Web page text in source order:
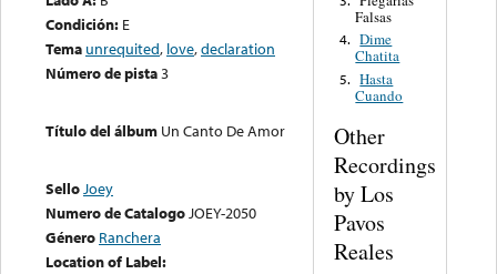
Condición: E
Tema unrequited, love,declaration
Número de pista3
Título del álbum Un Canto De Amor
SelloJoey
Numero de CatalogoJOEY-2050
Género Ranchera
Location of Label:
Falsas
4. Dime
Chatita
5. Hasta
Cuando
Other
Recordings
by Los
Pavos
Reales